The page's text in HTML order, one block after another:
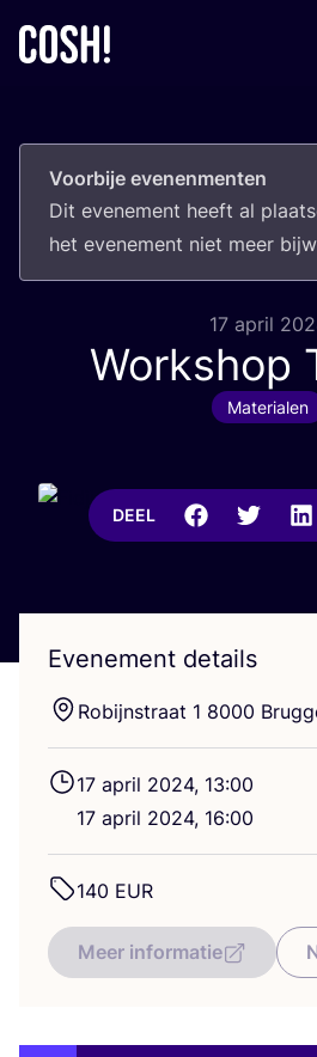
Voorbije evenenmenten
Dit eve­ne­ment heeft al
het eve­ne­ment niet meer
17 april
Workshop
Materialen
DEEL
Evenement details
Robijn­straat 1 8000
17 april 2024, 13:00
17 april 2024, 16:00
140 EUR
Meer informatie